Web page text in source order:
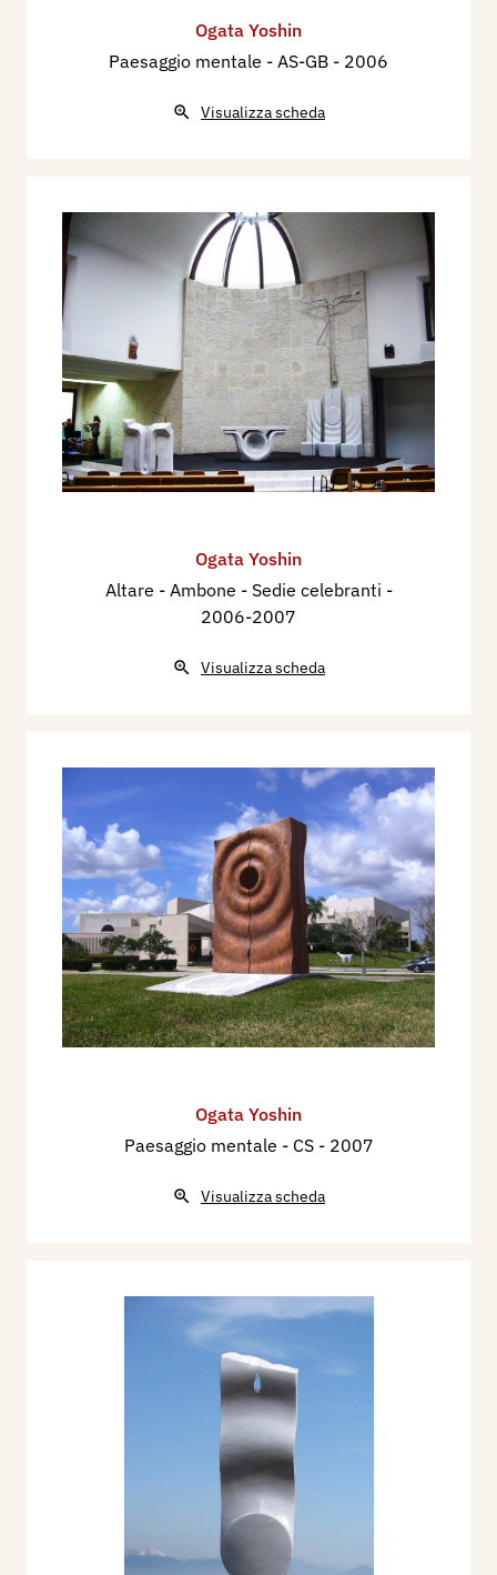
Ogata Yoshin
Paesaggio mentale - AS-GB - 2006
Visualizza scheda
Ogata Yoshin
Altare - Ambone - Sedie celebranti -
2006-2007
Visualizza scheda
Ogata Yoshin
Paesaggio mentale - CS - 2007
Visualizza scheda